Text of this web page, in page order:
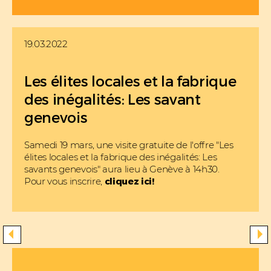
19.03.2022
Les élites locales et la fabrique
des inégalités: Les savant
genevois
Samedi 19 mars, une visite gratuite de l'offre "Les
élites locales et la fabrique des inégalités: Les
savants genevois" aura lieu à Genève à 14h30.
Pour vous inscrire, cliquez ici!